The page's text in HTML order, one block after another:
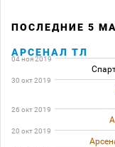
ПОСЛЕДНИЕ 5
АРСЕНАЛ ТЛ
04 ноя 2019
30 окт 2019
26 окт 2019
20 окт 2019